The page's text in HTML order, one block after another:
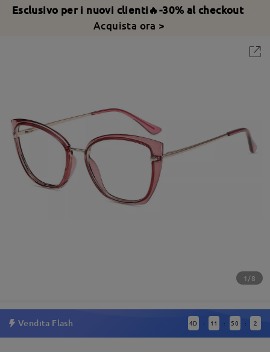
Esclusivo per i nuovi clienti🔥-30% al checkout
Acquista ora >
1/8
Vendita Flash 4D : 11 : 50 : 2